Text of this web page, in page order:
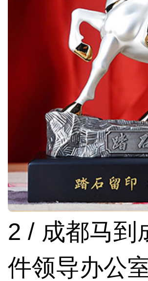
2 / 成都马到
件领导办公